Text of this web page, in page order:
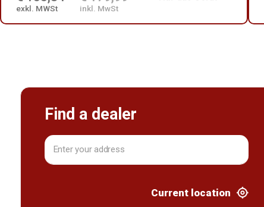
exkl. MWSt inkl. MwSt
Find a dealer
Current location